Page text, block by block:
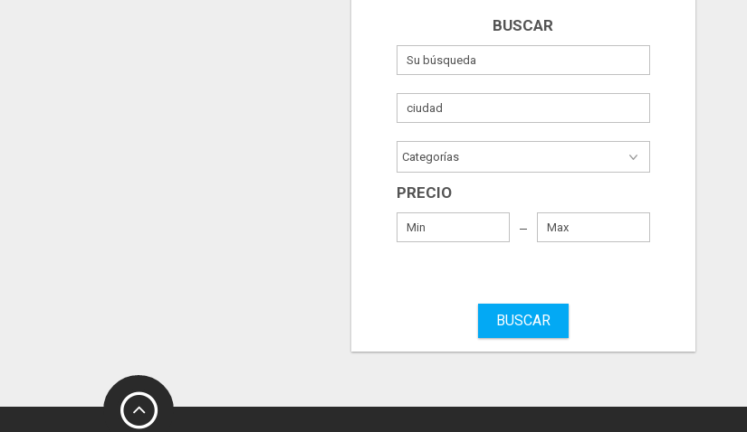
BUSCAR
PRECIO
BUSCAR